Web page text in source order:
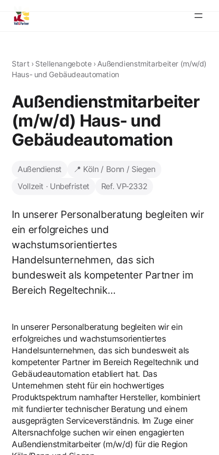
Start › Stellenangebote ›Außendienstmitarbeiter (m/w/d)
Haus- und Gebäudeautomation
Außendienstmitarbeiter
(m/w/d) Haus- und
Gebäudeautomation
Außendienst
📍 Köln / Bonn / Siegen
Vollzeit · Unbefristet
Ref. VP-2332
In unserer Personalberatung begleiten wir
ein erfolgreiches und
wachstumsorientiertes
Handelsunternehmen, das sich
bundesweit als kompetenter Partner im
Bereich Regeltechnik…
In unserer Personalberatung begleiten wir ein
erfolgreiches und wachstumsorientiertes
Handelsunternehmen, das sich bundesweit als
kompetenter Partner im Bereich Regeltechnik und
Gebäudeautomation etabliert hat. Das
Unternehmen steht für ein hochwertiges
Produktspektrum namhafter Hersteller, kombiniert
mit fundierter technischer Beratung und einem
ausgeprägten Serviceverständnis. Im Zuge einer
Altersnachfolge suchen wir einen engagierten
Außendienstmitarbeiter (m/w/d) für die Region